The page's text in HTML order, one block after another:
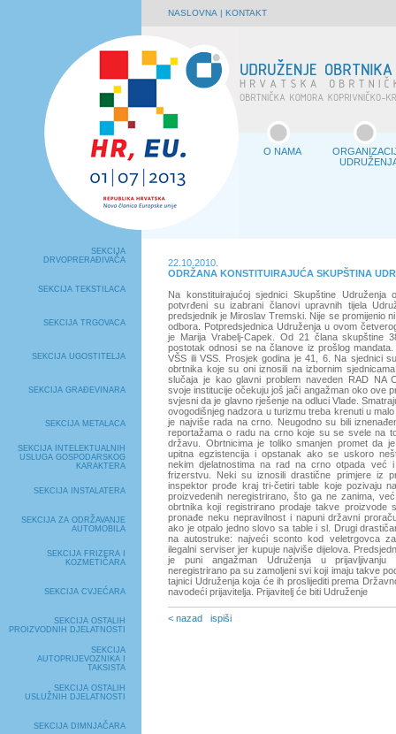
NASLOVNA | KONTAKT
O NAMA
SEKCIJA
DRVOPRERAĐIVAČA
SEKCIJA TEKSTILACA
SEKCIJA TRGOVACA
SEKCIJA UGOSTITELJA
SEKCIJA GRAĐEVINARA
SEKCIJA METALACA
SEKCIJA INTELEKTUALNIH
USLUGA GOSPODARSKOG
KARAKTERA
SEKCIJA INSTALATERA
SEKCIJA ZA ODRŽAVANJE
AUTOMOBILA
SEKCIJA FRIZERA I
KOZMETIČARA
SEKCIJA CVJEĆARA
SEKCIJA OSTALIH
PROIZVODNIH DJELATNOSTI
SEKCIJA
AUTOPRIJEVOZNIKA I
TAKSISTA
SEKCIJA OSTALIH
USLUŽNIH DJELATNOSTI
SEKCIJA DIMNJAČARA
22.10.2010.
ODRŽANA KONSTITUIRAJUĆA SKUPŠTINA
Na konstituirajućoj sjednici Skupštine Udruženja
potvrđeni su izabrani članovi upravnih tijela
predsjednik je Miroslav Tremski. Nije se promijenio
odbora. Potpredsjednica Udruženja u ovom
je Marija Vrabelj-Capek. Od 21 člana skupštine
postotak odnosi se na članove iz prošlog
VŠS ili VSS. Prosjek godina je 41, 6. Na sjednici
obrtnika koje su oni iznosili na izbornim
slučaja je kao glavni problem naveden RAD NA
svoje institucije očekuju još jači angažman oko ove
svjesni da je glavno rješenje na odluci Vlade.
ovogodišnjeg nadzora u turizmu treba krenuti u
je najviše rada na crno. Neugodno su bili
reportažama o radu na crno koje su se svele na
državu. Obrtnicima je toliko smanjen promet da
upitna egzistencija i opstanak ako se uskoro
nekim djelatnostima na rad na crno otpada
frizerstvu. Neki su iznosili drastične primjere iz
inspektor prođe kraj tri-četiri table koje pozivaju
proizvedenih neregistrirano, što ga ne zanima,
obrtnika koji registrirano prodaje takve proizvode
pronađe neku nepravilnost i napuni državni
ako je otpalo jedno slovo sa table i sl. Drugi
na autostruke: najveći sconto kod veletrgovca
ilegalni serviser jer kupuje najviše dijelova.
je puni angažman Udruženja u prijavljivanju
neregistrirano pa su zamoljeni svi koji imaju takve
tajnici Udruženja koja će ih proslijediti prema
navodeći prijavitelja. Prijavitelj će biti Udruženje
< nazad ispiši